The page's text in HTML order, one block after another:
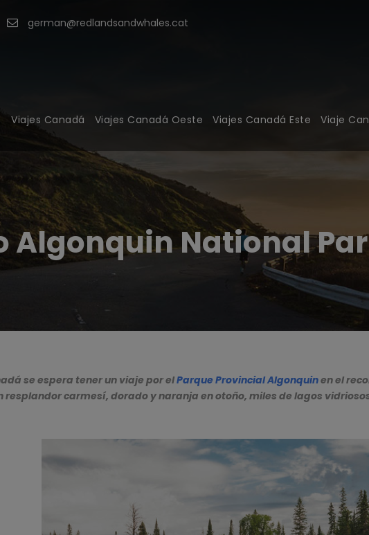
german@redlandsandwhales.cat
Viajes Canadá Viajes Canadá Oeste Viajes Canadá Este Viaje
Algonquin National
se espera tener un viaje por elParque Provincial Algonquinen el
resplandor carmesí, dorado y naranja en otoño, miles de lagos